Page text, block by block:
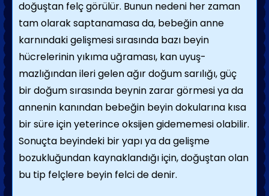
doğuştan felç görülür. Bunun nedeni her zaman
tam olarak saptanamasa da, bebeğin anne
karnındaki gelişmesi sırasında bazı be­yin
hücrelerinin yıkıma uğraması, kan uyuş­
mazlığından ileri gelen ağır doğum sarılığı, güç
bir doğum sırasında beynin zarar görmesi ya da
annenin kanından bebeğin beyin doku­larına kısa
bir süre için yeterince oksijen gidememesi olabilir.
Sonuçta beyindeki bir yapı ya da gelişme
bozukluğundan kaynaklan­dığı için, doğuştan olan
bu tip felçlere beyin felci de denir.